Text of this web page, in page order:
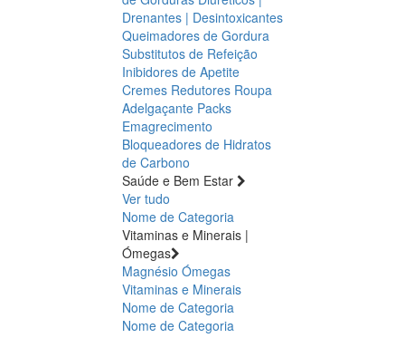
Drenantes | Desintoxicantes
Queimadores de Gordura
Substitutos de Refeição
Inibidores de Apetite
Cremes Redutores Roupa
Adelgaçante Packs
Emagrecimento
Bloqueadores de Hidratos
de Carbono
Saúde e Bem Estar
Ver tudo
Nome de Categoria
Vitaminas e Minerais |
Ómegas
Magnésio Ómegas
Vitaminas e Minerais
Nome de Categoria
Nome de Categoria